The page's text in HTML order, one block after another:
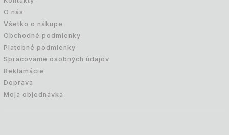
O nás
Všetko o nákupe
Obchodné podmienky
Platobné podmienky
Spracovanie osobných údajov
Reklamácie
Doprava
Moja objednávka